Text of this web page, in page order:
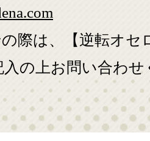
際は、【逆転オセ
入の上お問い合わ